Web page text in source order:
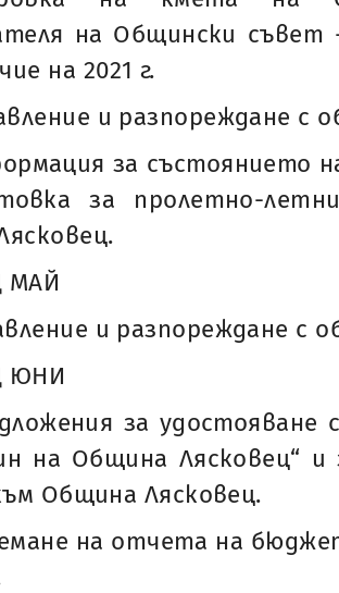
на Общински съвет
на 2021 г.
и разпореждане с
за състоянието
за пролетно-
МАЙ
и разпореждане с
ЮНИ
за удостояване
на Община Лясковец“ и
Община Лясковец.
на отчета на